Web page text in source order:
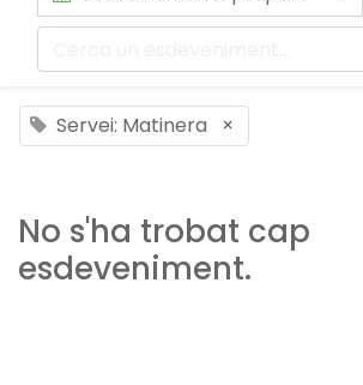
Servei: Matinera ×
No s'ha trobat cap
esdeveniment.